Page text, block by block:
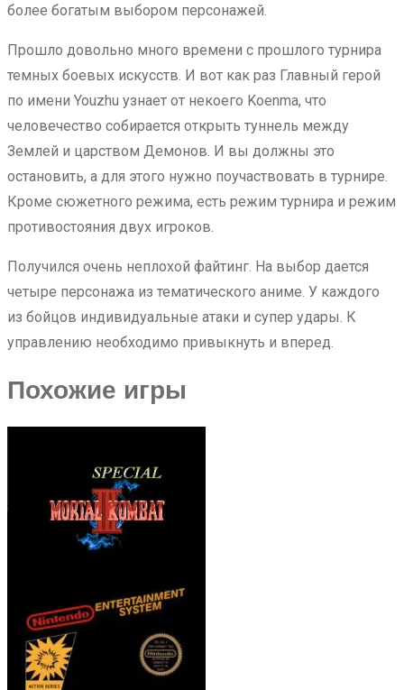
более богатым выбором персонажей.
Прошло довольно много времени с прошлого турнира
темных боевых искусств. И вот как раз Главный герой
по имени Youzhu узнает от некоего Koenma, что
человечество собирается открыть туннель между
Землей и царством Демонов. И вы должны это
остановить, а для этого нужно поучаствовать в турнире.
Кроме сюжетного режима, есть режим турнира и режим
противостояния двух игроков.
Получился очень неплохой файтинг. На выбор дается
четыре персонажа из тематического аниме. У каждого
из бойцов индивидуальные атаки и супер удары. К
управлению необходимо привыкнуть и вперед.
Похожие игры